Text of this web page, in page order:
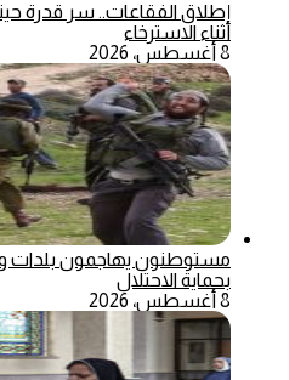
إطلاق الفقاعات.. سر قدرة
أثناء الاسترخاء
8 أغسطس، 2026
مستوطنون يهاجمون بلدات
بحماية الاحتلال
8 أغسطس، 2026